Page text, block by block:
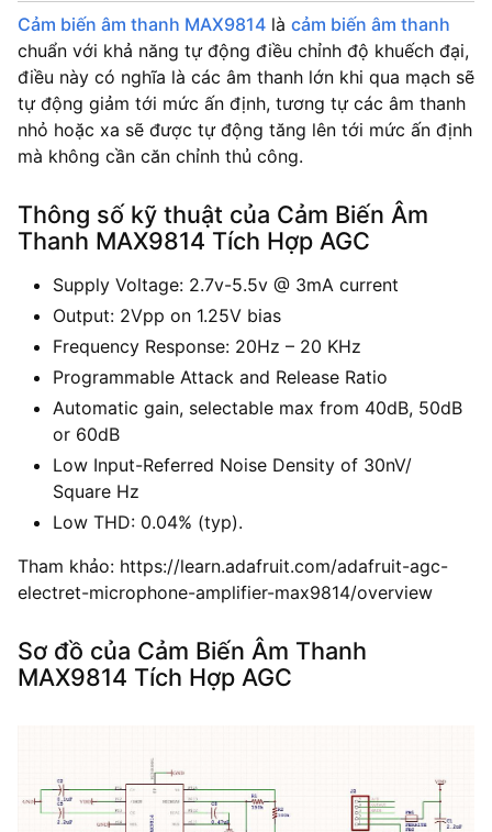
Cảm biến âm thanh MAX9814 là cảm biến âm thanh
chuẩn với khả năng tự động điều chỉnh độ khuếch đại,
điều này có nghĩa là các âm thanh lớn khi qua mạch sẽ
tự động giảm tới mức ấn định, tương tự các âm thanh
nhỏ hoặc xa sẽ được tự động tăng lên tới mức ấn định
mà không cần căn chỉnh thủ công.
Thông số kỹ thuật của Cảm Biến Âm
Thanh MAX9814 Tích Hợp AGC
Supply Voltage: 2.7v-5.5v @ 3mA current
Output: 2Vpp on 1.25V bias
Frequency Response: 20Hz – 20 KHz
Programmable Attack and Release Ratio
Automatic gain, selectable max from 40dB, 50dB
or 60dB
Low Input-Referred Noise Density of 30nV/
Square Hz
Low THD: 0.04% (typ).
Tham khảo: https://learn.adafruit.com/adafruit-agc-
electret-microphone-amplifier-max9814/overview
Sơ đồ của Cảm Biến Âm Thanh
MAX9814 Tích Hợp AGC